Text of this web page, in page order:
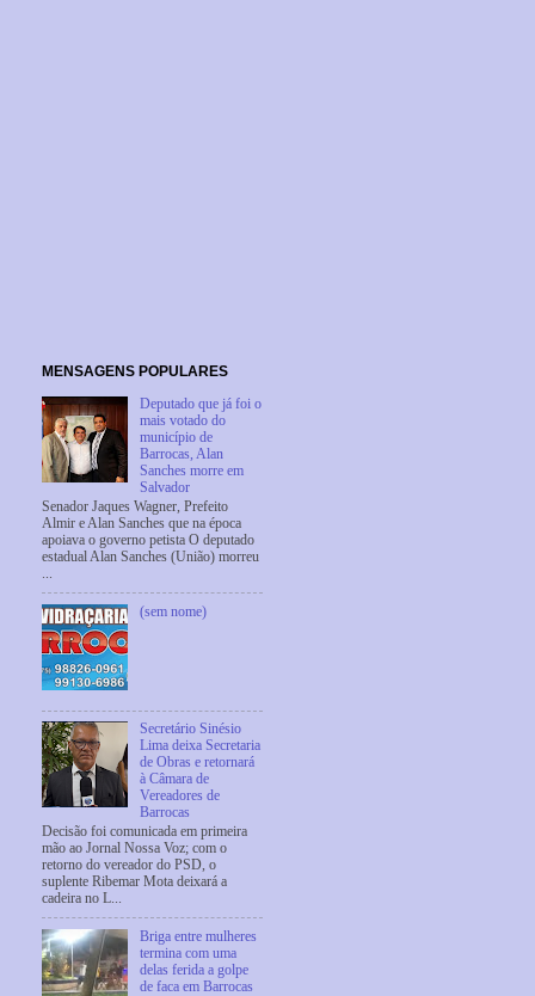
MENSAGENS POPULARES
Deputado que já foi o
mais votado do
município de
Barrocas, Alan
Sanches morre em
Salvador
Senador Jaques Wagner, Prefeito
Almir e Alan Sanches que na época
apoiava o governo petista O deputado
estadual Alan Sanches (União) morreu
...
(sem nome)
Secretário Sinésio
Lima deixa Secretaria
de Obras e retornará
à Câmara de
Vereadores de
Barrocas
Decisão foi comunicada em primeira
mão ao Jornal Nossa Voz; com o
retorno do vereador do PSD, o
suplente Ribemar Mota deixará a
cadeira no L...
Briga entre mulheres
termina com uma
delas ferida a golpe
de faca em Barrocas